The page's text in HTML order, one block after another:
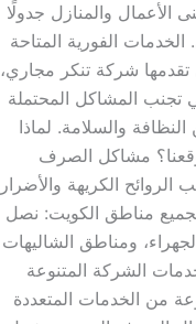
الأعمال والمنازل جدولًا
الفورية المتاحة
التي تقدمها شركة تنكر مجاري،
المشاكل المحتملة
والسلامة. لماذا
مشاكل الصرف
الكريهة والأضرار
مناطق الكويت: نصل
ومناطق الشاليهات
الشركة المتنوعة
من الخدمات المتعددة